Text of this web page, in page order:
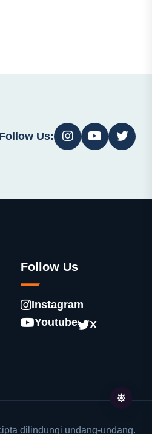
Follow Us:
Follow Us
Instagram
Youtube
X
dilindungi undang-undang.